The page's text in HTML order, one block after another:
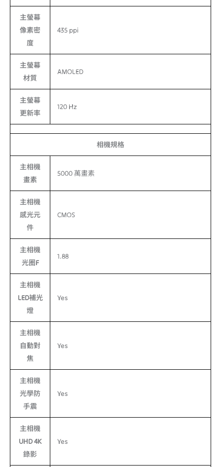
主螢幕
像素密
度
435 ppi
主螢幕
材質
AMOLED
主螢幕
更新率
120 Hz
相機規格
主相機
畫素
5000 萬畫素
主相機
感光元
件
CMOS
主相機
光圈F
1.88
主相機
LED補光
燈
Yes
主相機
自動對
焦
Yes
主相機
光學防
手震
Yes
主相機
UHD 4K
錄影
Yes